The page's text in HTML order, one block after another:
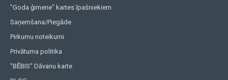
"Goda ģimene" kartes īpašniekiem
Saņemšana/Piegāde
Pirkumu noteikumi
Privātuma politika
"BĒBIS" Dāvanu karte